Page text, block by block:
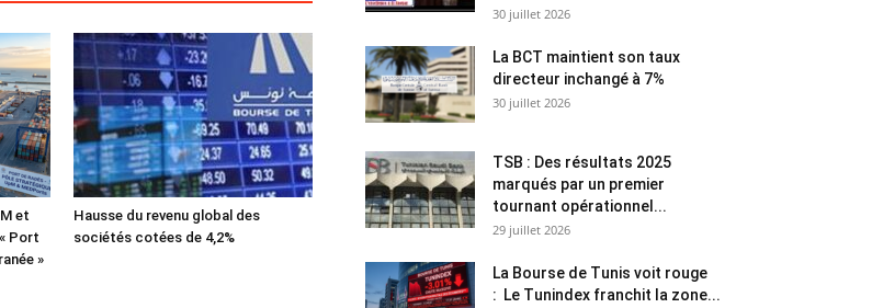
et
Port
»
Hausse du revenu global des
sociétés cotées de 4,2%
30 juillet 2026
La BCT maintient son taux
directeur inchangé à 7%
30 juillet 2026
TSB : Des résultats 2025
marqués par un premier
tournant opérationnel...
29 juillet 2026
La Bourse de Tunis voit rouge
: Le Tunindex franchit la zone...